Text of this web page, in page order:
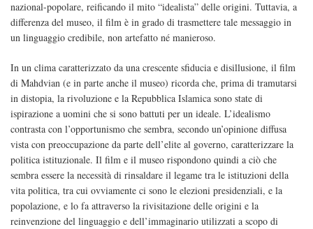
nazional-popolare, reificando il mito “idealista” delle origini. Tuttavia, a
differenza del museo, il film è in grado di trasmettere tale messaggio in
un linguaggio credibile, non artefatto né manieroso.
In un clima caratterizzato da una crescente sfiducia e disillusione, il film
di Mahdvian (e in parte anche il museo) ricorda che, prima di tramutarsi
in distopia, la rivoluzione e la Repubblica Islamica sono state di
ispirazione a uomini che si sono battuti per un ideale. L’idealismo
contrasta con l’opportunismo che sembra, secondo un’opinione diffusa
vista con preoccupazione da parte dell’elite al governo, caratterizzare la
politica istituzionale. Il film e il museo rispondono quindi a ciò che
sembra essere la necessità di rinsaldare il legame tra le istituzioni della
vita politica, tra cui ovviamente ci sono le elezioni presidenziali, e la
popolazione, e lo fa attraverso la rivisitazione delle origini e la
reinvenzione del linguaggio e dell’immaginario utilizzati a scopo di